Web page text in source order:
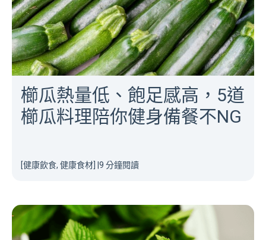
櫛瓜熱量低、飽足感高，5道
櫛瓜料理陪你健身備餐不NG
[健康飲食, 健康食材] 9 分鐘閱讀